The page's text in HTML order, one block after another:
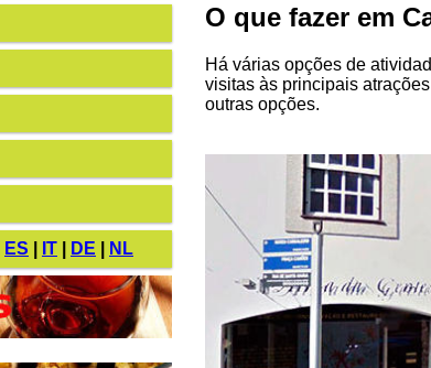
ES IT DE NL
O que fazer em
Há várias opções de
visitas às principais
outras opções.